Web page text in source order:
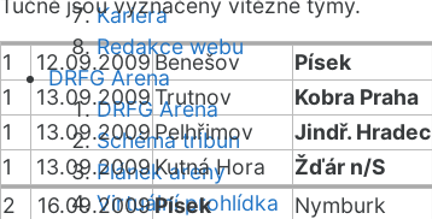
Kariéra
Redakce webu
DRFG Arena
DRFG Arena
Schéma tribun
Plánek areny
Virtuální prohlídka
Tučně jsou vyznačeny vítězné týmy.
1 12.09.2009Benešov Písek
1
13.09.2009Trutnov Kobra Praha
1
13.09.2009Pelhřimov Jindř. Hradec
1
13.09.2009Kutná Hora Žďár n/S
2
16.09.2009Písek Nymburk